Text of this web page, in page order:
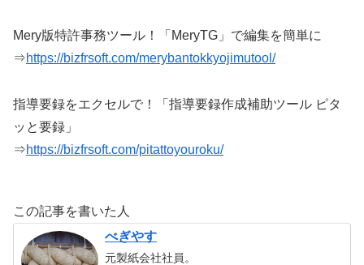
Mery版特許事務ツール！「MeryTG」で編集を簡単に
⇒https://bizfrsoft.com/merybantokkyojimutool/
指導要録をエクセルで！「指導要録作成補助ツール ピタ
ッと要録」
⇒https://bizfrsoft.com/pitattoyouroku/
この記事を書いた人
べぎやす
元製紙会社社員。